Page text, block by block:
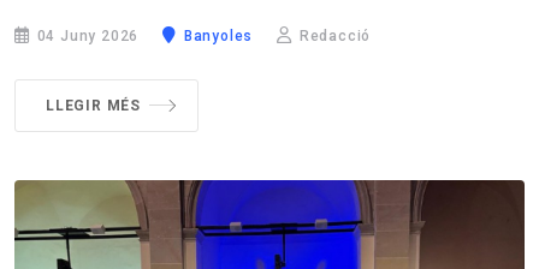
04 Juny 2026 Banyoles Redacció
LLEGIR MÉS